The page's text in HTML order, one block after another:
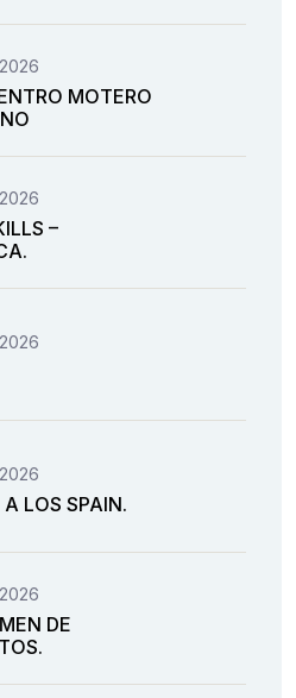
MOTERO
–
LOS SPAIN.
DE